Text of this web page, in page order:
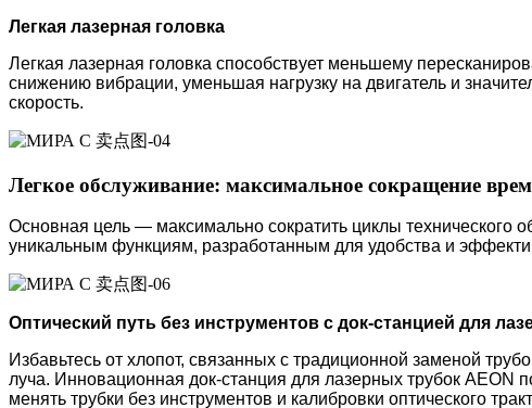
Легкая лазерная головка
Легкая лазерная головка способствует меньшему
снижению вибрации, уменьшая нагрузку на двигатель и
скорость.
Легкое обслуживание: максимальное сокращение
Основная цель — максимально сократить циклы технического
уникальным функциям, разработанным для удобства и
Оптический путь без инструментов с док-станцией для
Избавьтесь от хлопот, связанных с традиционной заменой
луча. Инновационная док-станция для лазерных трубок AEON
менять трубки без инструментов и калибровки оптического